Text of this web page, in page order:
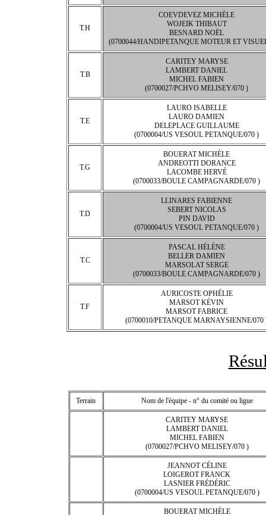
T.H
COEVDEVEZ MICHÈLE
WOJEIK THIBAUT
BESNARD NOËL
(0700044/HANDIPETANQUE MOTEUR ET
T.B
CARITEY MARYSE
LAMBERT DANIEL
MICHEL FABIEN
(0700027/PCHVO MELISEY/070 )
T.E
LAURO ISABELLE
LAURO DAMIEN
DELEPLACE GUILLAUME
(0700004/US VESOUL PETANQUE/070 )
T.G
BOUERAT MICHÈLE
ANDREOTTI DORANCE
LACOMBE HERVÉ
(0700033/BOULE CAMPAGNARDE/070 )
T.D
LLINARES FABIENNE
SEBERT NICOLAS
PIN DAVID
(0700004/US VESOUL PETANQUE/070 )
T.C
PASCAL HÉLÈNE
BELLER DAMIEN
MARSOLAT SERGE
(0700033/BOULE CAMPAGNARDE/070 )
T.F
AURICOSTE OPHÉLIE
MARSOT KÉVIN
MARSOT FABRICE
(0700010/PETANQUE MARNAYSIENNE/070
Terrain Nom de l'équipe - n° du comité ou ligue
CARITEY MARYSE
LAMBERT DANIEL
MICHEL FABIEN
(0700027/PCHVO MELISEY/070 )
JEANNOT CÉLINE
LOIGEROT FRANCK
LASNIER FRÉDÉRIC
(0700004/US VESOUL PETANQUE/070 )
BOUERAT MICHÈLE